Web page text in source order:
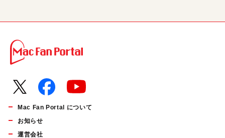
Mac Fan Portal について
お知らせ
運営会社